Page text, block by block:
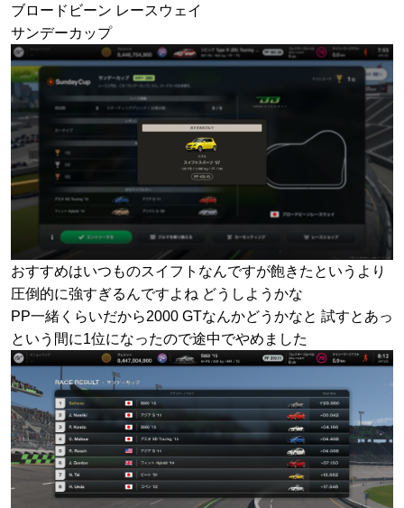
ブロードビーン レースウェイ
サンデーカップ
おすすめはいつものスイフトなんですが飽きたというより
圧倒的に強すぎるんですよね どうしようかな
PP一緒くらいだから2000 GTなんかどうかなと 試すとあっ
という間に1位になったので途中でやめました